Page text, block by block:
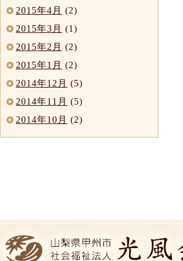
2015年4月 (2)
2015年3月 (1)
2015年2月 (2)
2015年1月 (2)
2014年12月 (5)
2014年11月 (5)
2014年10月 (2)